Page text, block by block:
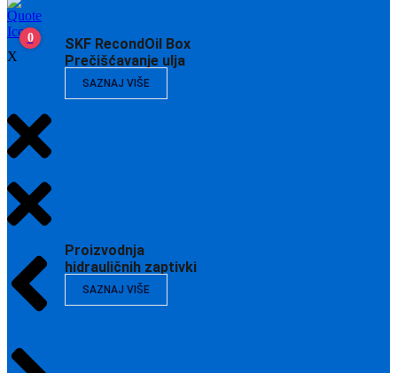
SKF RecondOil Box
Prečišćavanje ulja
SAZNAJ VIŠE
Proizvodnja
hidrauličnih zaptivki
SAZNAJ VIŠE
0
X